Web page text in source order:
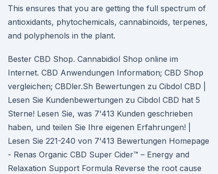
This ensures that you are getting the full spectrum of
antioxidants, phytochemicals, cannabinoids, terpenes,
and polyphenols in the plant.
Bester CBD Shop. Cannabidiol Shop online im
Internet. CBD Anwendungen Information; CBD Shop
vergleichen; CBDler.Sh Bewertungen zu Cibdol CBD |
Lesen Sie Kundenbewertungen zu Cibdol CBD hat 5
Sterne! Lesen Sie, was 7'413 Kunden geschrieben
haben, und teilen Sie Ihre eigenen Erfahrungen! |
Lesen Sie 221-240 von 7'413 Bewertungen Homepage
- Renas Organic CBD Super Cider™ – Energy and
Relaxation Support Formula Reverse the root cause